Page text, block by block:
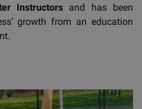
Instructorsand has been
growth from an education